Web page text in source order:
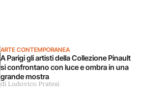
ARTE CONTEMPORANEA
A Parigi gli artisti della Collezione Pinault
si confrontano con luce e ombra in una
grande mostra
di Ludovico Pratesi